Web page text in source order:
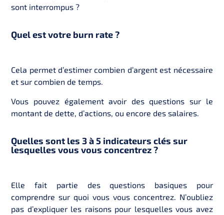
sont interrompus ?
Quel est votre burn rate ?
Cela permet d’estimer combien d’argent est nécessaire
et sur combien de temps.
Vous pouvez également avoir des questions sur le
montant de dette, d’actions, ou encore des salaires.
Quelles sont les 3 à 5 indicateurs clés sur
lesquelles vous vous concentrez ?
Elle fait partie des questions basiques pour
comprendre sur quoi vous vous concentrez. N’oubliez
pas d’expliquer les raisons pour lesquelles vous avez